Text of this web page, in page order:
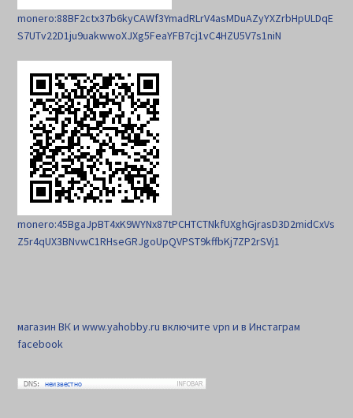
monero:88BF2ctx37b6kyCAWf3YmadRLrV4asMDuAZyYXZrbHpULDqE
S7UTv22D1ju9uakwwoXJXg5FeaYFB7cj1vC4HZU5V7s1niN
monero:45BgaJpBT4xK9WYNx87tPCHTCTNkfUXghGjrasD3D2midCxVs
Z5r4qUX3BNvwC1RHseGRJgoUpQVPST9kffbKj7ZP2rSVj1
магазин ВК и www.yahobby.ru включите vpn и в Инстаграм
facebook